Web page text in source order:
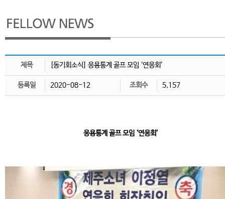
제목 [동기회소식] 응용통계 골프 모임 ‘연응회’
등록일 2020-08-12 조회수 5,157
응용통계 골프 모임 ‘연응회’